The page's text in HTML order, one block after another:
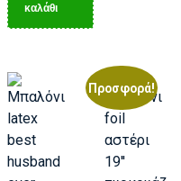
καλάθι
Προσφορά!